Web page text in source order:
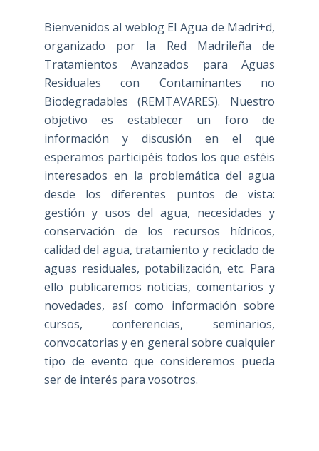
Bienvenidos al weblog El Agua de Madri+d,
organizado por la Red Madrileña de
Tratamientos Avanzados para Aguas
Residuales con Contaminantes no
Biodegradables (REMTAVARES). Nuestro
objetivo es establecer un foro de
información y discusión en el que
esperamos participéis todos los que estéis
interesados en la problemática del agua
desde los diferentes puntos de vista:
gestión y usos del agua, necesidades y
conservación de los recursos hídricos,
calidad del agua, tratamiento y reciclado de
aguas residuales, potabilización, etc. Para
ello publicaremos noticias, comentarios y
novedades, así como información sobre
cursos, conferencias, seminarios,
convocatorias y en general sobre cualquier
tipo de evento que consideremos pueda
ser de interés para vosotros.